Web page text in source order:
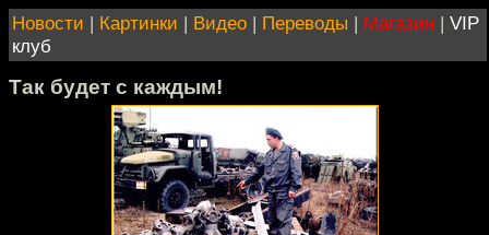
Новости | Картинки | Видео | Переводы | Магазин | VIP
клуб
Так будет с каждым!